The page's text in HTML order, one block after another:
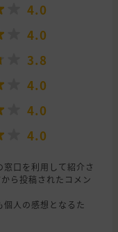
4.0
4.0
3.8
4.0
4.0
4.0
口を利用して紹介さ
ら投稿されたコメン
人の感想となるた